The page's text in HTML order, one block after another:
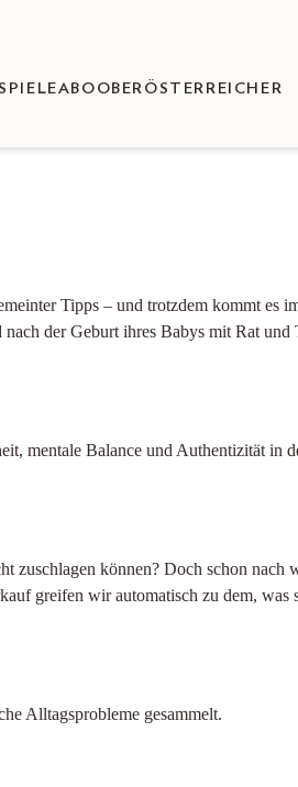
ABO OBERÖSTERREICHER
Tipps – und trotzdem kommt es
der Geburt ihres Babys mit Rat
mentale Balance und Authentizität in
zuschlagen können? Doch schon nach
greifen wir automatisch zu dem,
Alltagsprobleme gesammelt.